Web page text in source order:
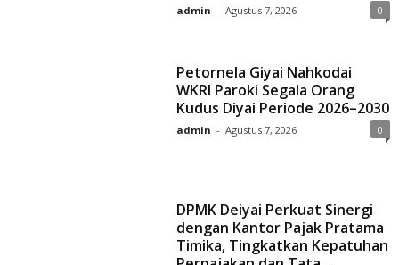
admin - Agustus 7, 2026 0
Petornela Giyai Nahkodai
WKRI Paroki Segala Orang
Kudus Diyai Periode 2026–2030
admin - Agustus 7, 2026 0
DPMK Deiyai Perkuat Sinergi
dengan Kantor Pajak Pratama
Timika, Tingkatkan Kepatuhan